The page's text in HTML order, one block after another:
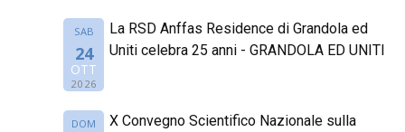
SAB
24
OTT
2026
La RSD Anffas Residence di Grandola ed
Uniti celebra 25 anni - GRANDOLA ED UNITI
DOM
X Convegno Scientifico Nazionale sulla